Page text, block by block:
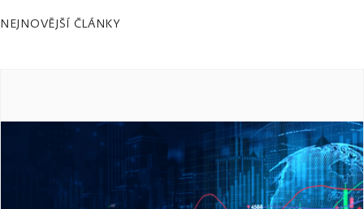
NEJNOVĚJŠÍ ČLÁNKY